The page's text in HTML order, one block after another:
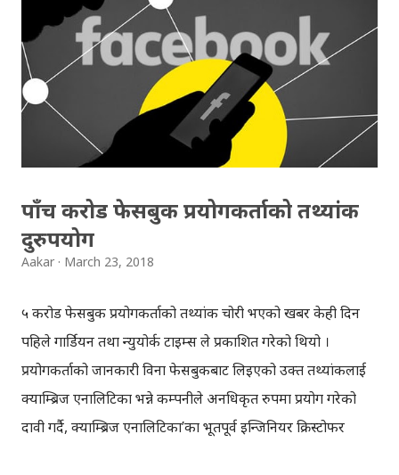
(जस्तो: फेसबुक, गुगल, दराज, सस्तोडिल, ड्रपबक्स आदि) पनि प्रयोग
गरिएकोछ भने, ती साइटहरुमा पनि पासवर्ड तुरुन्त परिवर्तन गर्नुभइ,
इन्टरनेटमा सुरक्षित रहनुहोला। प्रो टिप: साइटहरुमा कहिले पनि एउटै
पासवर्ड प्रयोग नगर्नुहोला। pic.twitter.com/PjWwQWc7C4 —
Aakar Anil (@aakarpost) May 4, 2018
पाँच करोड फेसबुक प्रयोगकर्ताको तथ्यांक
दुरुपयोग
Aakar March 23, 2018
५ करोड फेसबुक प्रयोगकर्ताको तथ्यांक चोरी भएको खबर केही दिन
पहिले गार्डियन तथा न्युयोर्क टाइम्स ले प्रकाशित गरेको थियो ।
प्रयोगकर्ताको जानकारी विना फेसबुकबाट लिइएको उक्त तथ्यांकलाई
क्याम्ब्रिज एनालिटिका भन्ने कम्पनीले अनधिकृत रुपमा प्रयोग गरेको
दावी गर्दै, क्याम्ब्रिज एनालिटिका’का भूतपूर्व इन्जिनियर क्रिस्टोफर